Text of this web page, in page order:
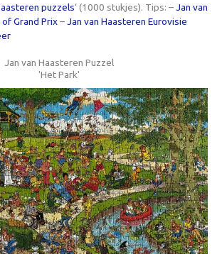
puzzels‘ (1000 stukjes). Tips: –Jan van
Grand Prix–Jan van Haasteren Eurovisie
Jan van Haasteren Puzzel
'Het Park'